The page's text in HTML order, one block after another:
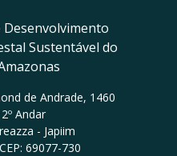
Sustentável do
de Andrade, 1460
Andar
- Japiim
69077-730